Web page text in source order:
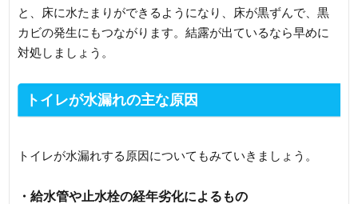
と、床に水たまりができるようになり、床が黒ずんで、黒
カビの発生にもつながります。結露が出ているなら早めに
対処しましょう。
トイレが水漏れの主な原因
トイレが水漏れする原因についてもみていきましょう。
・給水管や止水栓の経年劣化によるもの